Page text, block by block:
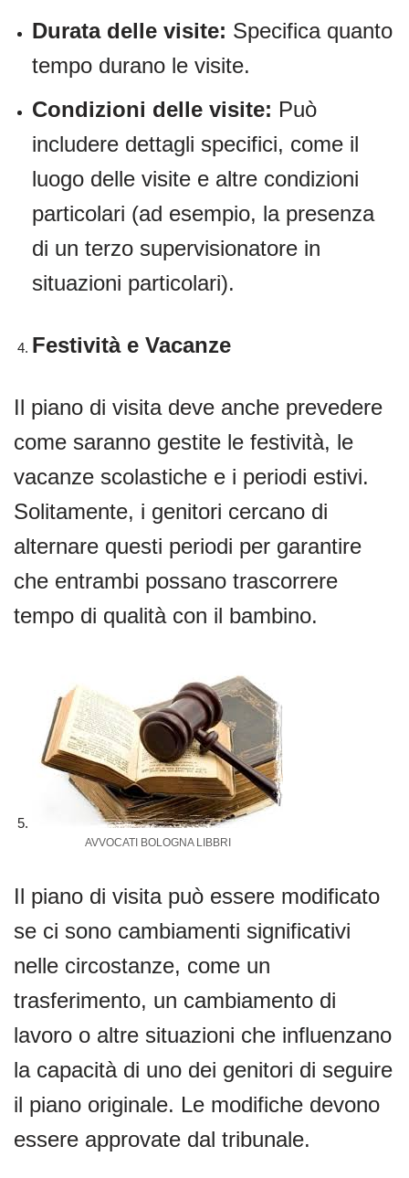
Durata delle visite: Specifica quanto
tempo durano le visite.
Condizioni delle visite: Può
includere dettagli specifici, come il
luogo delle visite e altre condizioni
particolari (ad esempio, la presenza
di un terzo supervisionatore in
situazioni particolari).
Festività e Vacanze
Il piano di visita deve anche prevedere
come saranno gestite le festività, le
vacanze scolastiche e i periodi estivi.
Solitamente, i genitori cercano di
alternare questi periodi per garantire
che entrambi possano trascorrere
tempo di qualità con il bambino.
AVVOCATI BOLOGNA LIBBRI
Il piano di visita può essere modificato
se ci sono cambiamenti significativi
nelle circostanze, come un
trasferimento, un cambiamento di
lavoro o altre situazioni che influenzano
la capacità di uno dei genitori di seguire
il piano originale. Le modifiche devono
essere approvate dal tribunale.